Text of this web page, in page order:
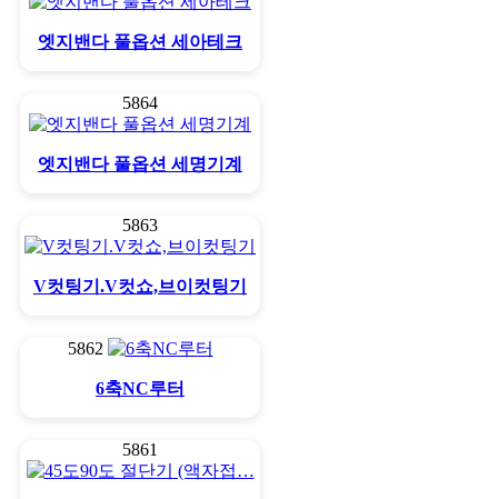
엣지밴다 풀옵션 세아테크
5864
엣지밴다 풀옵션 세명기계
5863
V컷팅기.V컷쇼,브이컷팅기
5862
6축NC루터
5861